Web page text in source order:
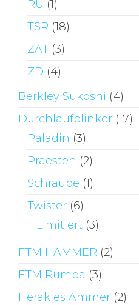
RU (1)
TSR (18)
ZAT (3)
ZD (4)
Berkley Sukoshi (4)
Durchlaufblinker (17)
Paladin (3)
Praesten (2)
Schraube (1)
Twister (6)
Limitiert (3)
FTM HAMMER (2)
FTM Rumba (3)
Herakles Ammer (2)